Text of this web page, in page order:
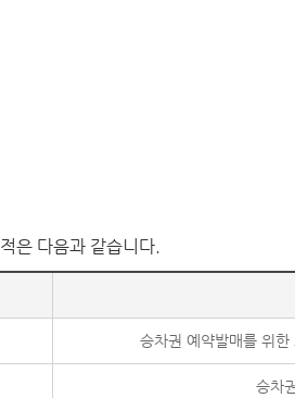
은 다음과 같습니다.
승차권 예약발매를 위
승차